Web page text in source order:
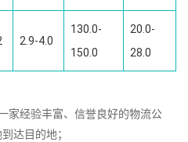
2.9-4.0
130.0-
150.0
20.0-
28.0
家经验丰富、信誉良好的物流公
达目的地；